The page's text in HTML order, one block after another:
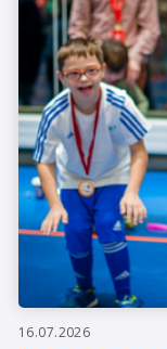
16.07.2026